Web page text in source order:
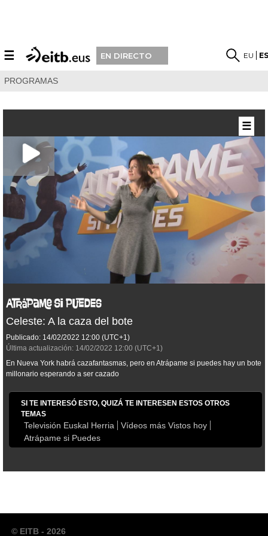
☰ EN DIRECTO EU
PROGRAMAS
Celeste: A la caza del bote
Publicado: 14/02/2022 12:00 (UTC+1)
Última actualización: 14/02/2022 12:00 (UTC+1)
En Nueva York habrá cazafantasmas, pero en Atrápame si puedes hay un bote
millonario esperando a ser cazado
SI TE INTERESÓ ESTO, QUIZÁ TE INTERESEN ESTOS OTROS
TEMAS
Televisión Euskal Herria
Vídeos más Vistos hoy
Atrápame si Puedes
☰
© EITB - 2026